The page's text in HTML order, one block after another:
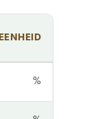
EENHEID
%